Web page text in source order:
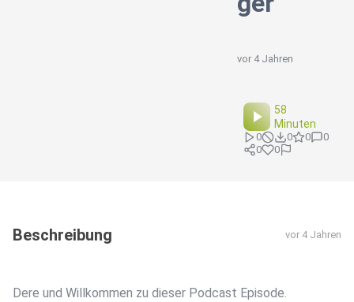
vor 4 Jahren
58
Minuten
0 0 0
0
0
0
Beschreibung vor 4 Jahren
Dere und Willkommen zu dieser Podcast Episode.